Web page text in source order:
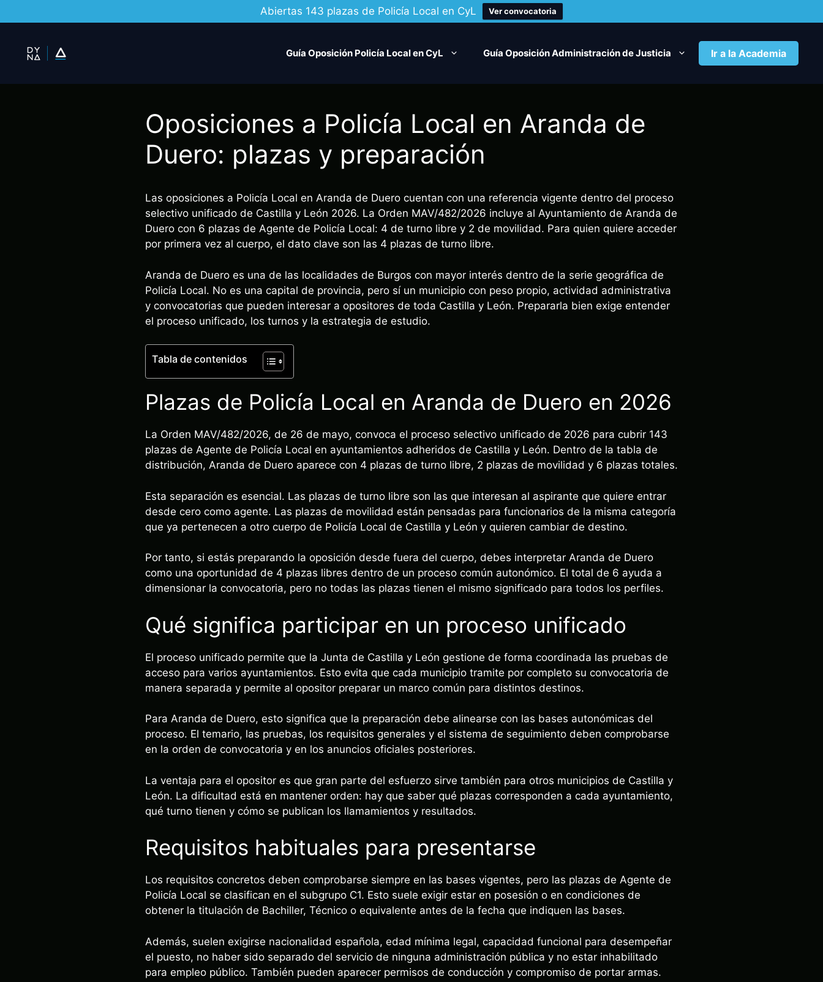
Abiertas 143 plazas de Policía Local en CyL Ver convocatoria
contenido
Guía Oposición Policía Local en CyL Guía Oposición Administración de Justicia Ir a la Academia
Oposiciones a Policía Local en Aranda de
Duero: plazas y preparación
Las oposiciones a Policía Local en Aranda de Duero cuentan con una referencia vigente dentro del proceso
selectivo unificado de Castilla y León 2026. La Orden MAV/482/2026 incluye al Ayuntamiento de Aranda de
Duero con 6 plazas de Agente de Policía Local: 4 de turno libre y 2 de movilidad. Para quien quiere acceder
por primera vez al cuerpo, el dato clave son las 4 plazas de turno libre.
Aranda de Duero es una de las localidades de Burgos con mayor interés dentro de la serie geográfica de
Policía Local. No es una capital de provincia, pero sí un municipio con peso propio, actividad administrativa
y convocatorias que pueden interesar a opositores de toda Castilla y León. Prepararla bien exige entender
el proceso unificado, los turnos y la estrategia de estudio.
Tabla de contenidos
Plazas de Policía Local en Aranda de Duero en 2026
La Orden MAV/482/2026, de 26 de mayo, convoca el proceso selectivo unificado de 2026 para cubrir 143
plazas de Agente de Policía Local en ayuntamientos adheridos de Castilla y León. Dentro de la tabla de
distribución, Aranda de Duero aparece con 4 plazas de turno libre, 2 plazas de movilidad y 6 plazas totales.
Esta separación es esencial. Las plazas de turno libre son las que interesan al aspirante que quiere entrar
desde cero como agente. Las plazas de movilidad están pensadas para funcionarios de la misma categoría
que ya pertenecen a otro cuerpo de Policía Local de Castilla y León y quieren cambiar de destino.
Por tanto, si estás preparando la oposición desde fuera del cuerpo, debes interpretar Aranda de Duero
como una oportunidad de 4 plazas libres dentro de un proceso común autonómico. El total de 6 ayuda a
dimensionar la convocatoria, pero no todas las plazas tienen el mismo significado para todos los perfiles.
Qué significa participar en un proceso unificado
El proceso unificado permite que la Junta de Castilla y León gestione de forma coordinada las pruebas de
acceso para varios ayuntamientos. Esto evita que cada municipio tramite por completo su convocatoria de
manera separada y permite al opositor preparar un marco común para distintos destinos.
Para Aranda de Duero, esto significa que la preparación debe alinearse con las bases autonómicas del
proceso. El temario, las pruebas, los requisitos generales y el sistema de seguimiento deben comprobarse
en la orden de convocatoria y en los anuncios oficiales posteriores.
La ventaja para el opositor es que gran parte del esfuerzo sirve también para otros municipios de Castilla y
León. La dificultad está en mantener orden: hay que saber qué plazas corresponden a cada ayuntamiento,
qué turno tienen y cómo se publican los llamamientos y resultados.
Requisitos habituales para presentarse
Los requisitos concretos deben comprobarse siempre en las bases vigentes, pero las plazas de Agente de
Policía Local se clasifican en el subgrupo C1. Esto suele exigir estar en posesión o en condiciones de
obtener la titulación de Bachiller, Técnico o equivalente antes de la fecha que indiquen las bases.
Además, suelen exigirse nacionalidad española, edad mínima legal, capacidad funcional para desempeñar
el puesto, no haber sido separado del servicio de ninguna administración pública y no estar inhabilitado
para empleo público. También pueden aparecer permisos de conducción y compromiso de portar armas.